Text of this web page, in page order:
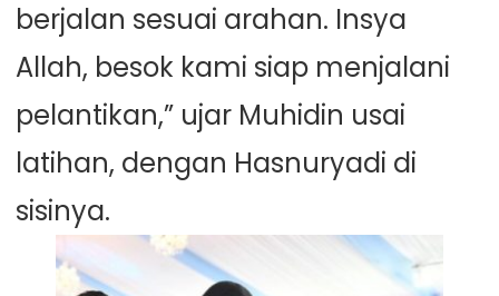
berjalan sesuai arahan. Insya
Allah, besok kami siap menjalani
pelantikan,” ujar Muhidin usai
latihan, dengan Hasnuryadi di
sisinya.